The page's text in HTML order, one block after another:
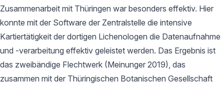
Zusammenarbeit mit Thüringen war besonders effektiv. Hier
konnte mit der Software der Zentralstelle die intensive
Kartiertätigkeit der dortigen Lichenologen die Datenaufnahme
und -verarbeitung effektiv geleistet werden. Das Ergebnis ist
das zweibändige Flechtwerk (Meinunger 2019), das
zusammen mit der Thüringischen Botanischen Gesellschaft